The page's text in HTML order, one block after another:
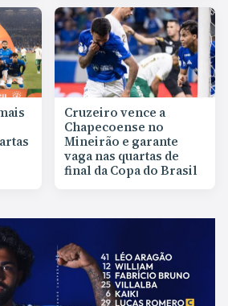
Cruzeiro vence a
Chapecoense no
Mineirão e garante
vaga nas quartas de
final da Copa do Brasil